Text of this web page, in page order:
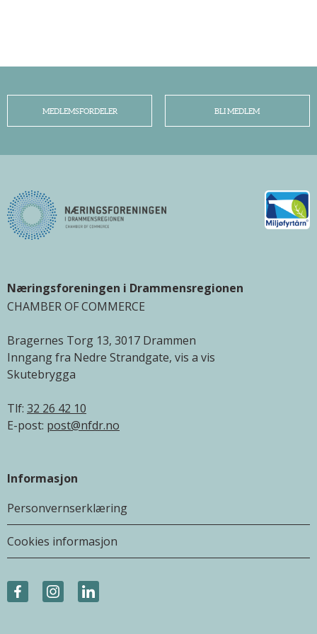
MEDLEMSFORDELER BLI MEDLEM
Næringsforeningen i Drammensregionen
CHAMBER OF COMMERCE
Bragernes Torg 13, 3017 Drammen
Inngang fra Nedre Strandgate, vis a vis
Skutebrygga
Tlf: 32 26 42 10
E-post: post@nfdr.no
Informasjon
Personvernserklæring
Cookies informasjon